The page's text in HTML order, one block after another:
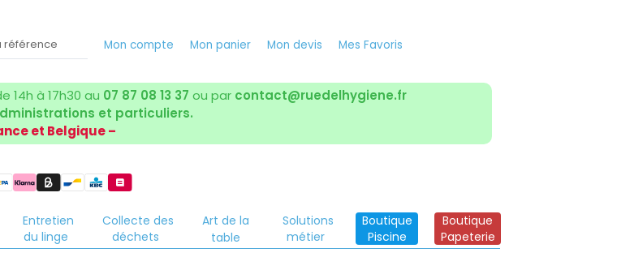
Mon compte Mon panier Mon devis Mes Favoris
14h à 17h30 au 07 87 08 13 37 ou par contact@ruedelhygiene.fr
et particuliers.
et Belgique –
Entretien
du linge
Collecte des
déchets
Art de la
table
Solutions
métier
Boutique
Piscine
Boutique
Papeterie